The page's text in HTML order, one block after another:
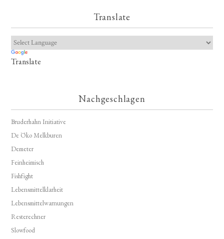
Translate
Translate
Nachgeschlagen
Bruderhahn Initiative
De Öko Melkburen
Demeter
Feinheimisch
Fishfight
Lebensmittelklarheit
Lebensmittelwarnungen
Resterechner
Slowfood